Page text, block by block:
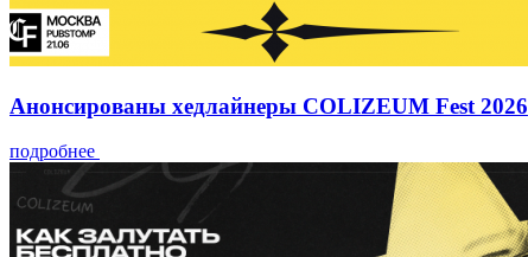
Анонсированы хедлайнеры COLIZEUM Fest 2026
подробнее